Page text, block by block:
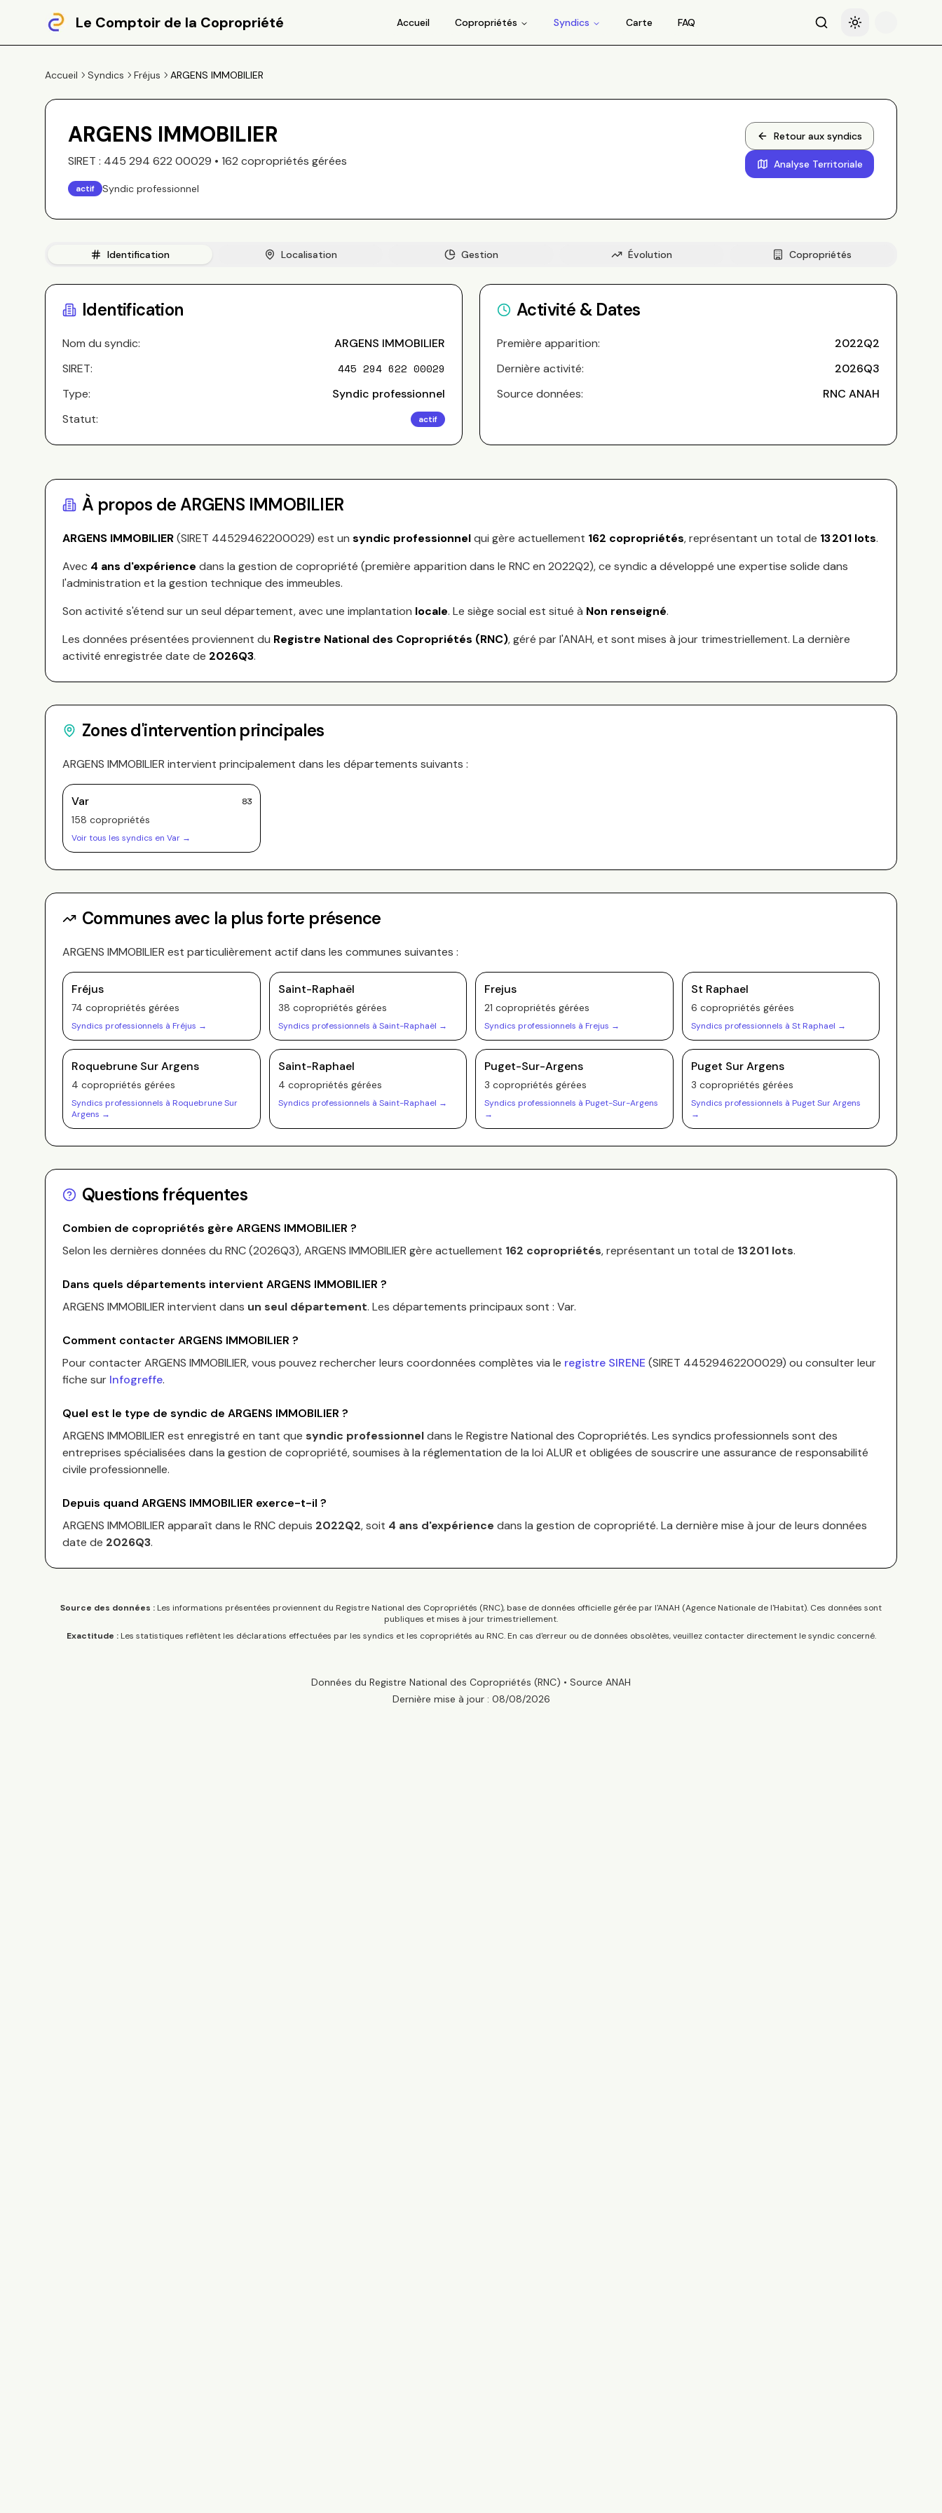
Le Comptoir de la Copropriété Accueil Copropriétés Syndics Carte FAQ RechercheBasculer le thème
Accueil Syndics Fréjus ARGENS IMMOBILIER
ARGENS IMMOBILIER
SIRET : 445 294 622 00029 • 162 copropriétés gérées
actif Syndic professionnel
Retour aux syndics
Analyse Territoriale
Identification Localisation Gestion Évolution Copropriétés
Identification
Nom du syndic:
ARGENS IMMOBILIER
SIRET:
445 294 622 00029
Type:
Syndic professionnel
Statut:
actif
Activité & Dates
Première apparition:
2022Q2
Dernière activité:
2026Q3
Source données:
RNC ANAH
À propos deARGENS IMMOBILIER
ARGENS IMMOBILIER(SIRET 44529462200029) est un syndic professionnelqui gère actuellement 162 copropriétés, représentant un total de 13 201 lots.
Avec 4 ans d'expérience dans la gestion de copropriété (première apparition dans le RNC en 2022Q2), ce syndic a développé une expertise solide dans
l'administration et la gestion technique des immeubles.
Son activité s'étend surun seul département, avec une implantation locale. Le siège social est situé à Non renseigné.
Les données présentées proviennent du Registre National des Copropriétés (RNC), géré par l'ANAH, et sont mises à jour trimestriellement. La dernière
activité enregistrée date de 2026Q3.
Zones d'intervention principales
ARGENS IMMOBILIER intervient principalement dans les départements suivants :
Var 83
158 copropriétés
Voir tous les syndics en Var →
Communes avec la plus forte présence
ARGENS IMMOBILIER est particulièrement actif dans les communes suivantes :
Fréjus
74 copropriétés gérées
Syndics professionnels à Fréjus →
Saint-Raphaël
38 copropriétés gérées
Syndics professionnels à Saint-Raphaël →
Frejus
21 copropriétés gérées
Syndics professionnels à Frejus →
St Raphael
6 copropriétés gérées
Syndics professionnels à St Raphael →
Roquebrune Sur Argens
4 copropriétés gérées
Syndics professionnels à Roquebrune Sur
Argens →
Saint-Raphael
4 copropriétés gérées
Syndics professionnels à Saint-Raphael →
Puget-Sur-Argens
3 copropriétés gérées
Syndics professionnels à Puget-Sur-Argens
→
Puget Sur Argens
3 copropriétés gérées
Syndics professionnels à Puget Sur Argens
→
Questions fréquentes
Combien de copropriétés gère ARGENS IMMOBILIER ?
Selon les dernières données du RNC (2026Q3),ARGENS IMMOBILIER gère actuellement 162 copropriétés, représentant un total de 13 201 lots.
Dans quels départements intervient ARGENS IMMOBILIER ?
ARGENS IMMOBILIER intervient dans un seul département. Les départements principaux sont : Var.
Comment contacter ARGENS IMMOBILIER ?
Pour contacterARGENS IMMOBILIER, vous pouvez rechercher leurs coordonnées complètes via le registre SIRENE (SIRET 44529462200029) ou consulter leur
fiche sur Infogreffe.
Quel est le type de syndic de ARGENS IMMOBILIER ?
ARGENS IMMOBILIER est enregistré en tant que syndic professionneldans le Registre National des Copropriétés. Les syndics professionnels sont des
entreprises spécialisées dans la gestion de copropriété, soumises à la réglementation de la loi ALUR et obligées de souscrire une assurance de responsabilité
civile professionnelle.
Depuis quand ARGENS IMMOBILIER exerce-t-il ?
ARGENS IMMOBILIER apparaît dans le RNC depuis 2022Q2, soit 4 ans d'expérience dans la gestion de copropriété. La dernière mise à jour de leurs données
date de 2026Q3.
Source des données : Les informations présentées proviennent du Registre National des Copropriétés (RNC), base de données officielle gérée par l'ANAH (Agence Nationale de l'Habitat). Ces données sont
publiques et mises à jour trimestriellement.
Exactitude :Les statistiques reflètent les déclarations effectuées par les syndics et les copropriétés au RNC. En cas d'erreur ou de données obsolètes, veuillez contacter directement le syndic concerné.
Données du Registre National des Copropriétés (RNC) • Source ANAH
Dernière mise à jour : 08/08/2026